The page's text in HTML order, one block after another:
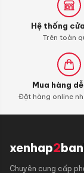
con)Hệ thống
Trên toàn
Mua hàng
Đặt hàng online
xenhap2
Chuyên cung cấp